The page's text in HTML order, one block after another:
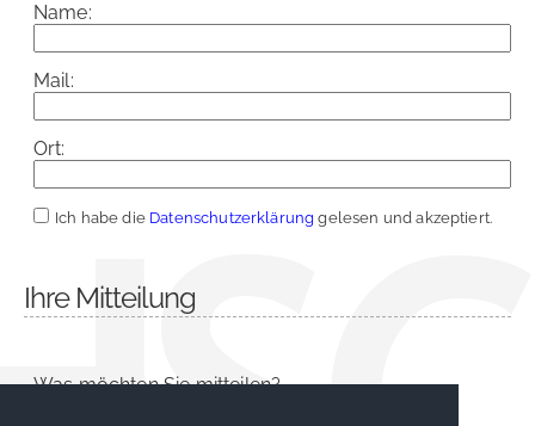
Name:
Mail:
Ort:
Ich habe die Datenschutzerklärung gelesen und akzeptiert.
Ihre Mitteilung
Was möchten Sie mitteilen?